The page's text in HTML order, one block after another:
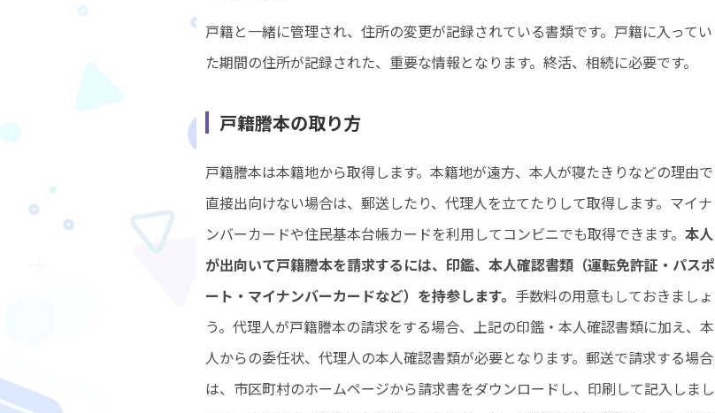
戸籍と一緒に管理され、住所の変更が記録されている書類です。戸籍に入ってい
た期間の住所が記録された、重要な情報となります。終活、相続に必要です。
戸籍謄本の取り方
戸籍謄本は本籍地から取得します。本籍地が遠方、本人が寝たきりなどの理由で
直接出向けない場合は、郵送したり、代理人を立てたりして取得します。マイナ
ンバーカードや住民基本台帳カードを利用してコンビニでも取得できます。 本人
が出向いて戸籍謄本を請求するには、印鑑、本人確認書類（運転免許証・パスポ
ート・マイナンバーカードなど）を持参します。 手数料の用意もしておきましょ
う。代理人が戸籍謄本の請求をする場合、上記の印鑑・本人確認書類に加え、本
人からの委任状、代理人の本人確認書類が必要となります。郵送で請求する場合
は、市区町村のホームページから請求書をダウンロードし、印刷して記入しまし